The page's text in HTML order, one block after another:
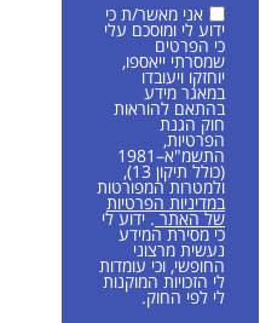
אני מאשר/ת כי
ידוע לי ומוסכם עלי
כי הפרטים
שמסרתי ייאספו,
יוחזקו ויעובדו
במאגר מידע
בהתאם להוראות
חוק הגנת
הפרטיות,
התשמ"א–1981
(כולל תיקון 13),
ולמטרות המפורטות
במדיניות הפרטיות
של האתר. ידוע לי
כי מסירת המידע
נעשית מרצוני
החופשי, וכי עומדות
לי הזכויות המוקנות
לי לפי החוק.